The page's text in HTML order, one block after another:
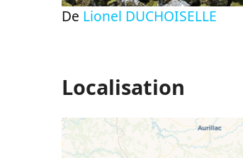
De Lionel DUCHOISELLE
Localisation